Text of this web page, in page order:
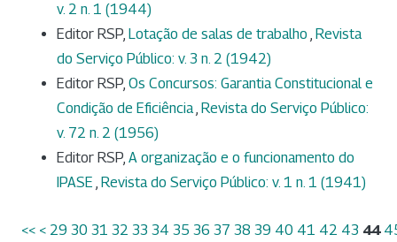
v. 2 n. 1 (1944)
Editor RSP, Lotação de salas de trabalho , Revista
do Serviço Público: v. 3 n. 2 (1942)
Editor RSP, Os Concursos: Garantia Constitucional e
Condição de Eficiência, Revista do Serviço Público:
v. 72 n. 2 (1956)
Editor RSP, A organização e o funcionamento do
IPASE , Revista do Serviço Público: v. 1 n. 1 (1941)
<< < 29 30 31 32 33 34 35 36 37 38 39 40 41 42 43 44